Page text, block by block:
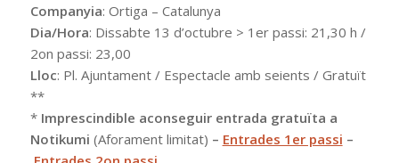
Companyia: Ortiga – Catalunya
Dia/Hora: Dissabte 13 d’octubre > 1er passi: 21,30 h /
2on passi: 23,00
Lloc: Pl. Ajuntament / Espectacle amb seients / Gratuït
**
* Imprescindible aconseguir entrada gratuïta a
Notikumi (Aforament limitat) – Entrades 1er passi –